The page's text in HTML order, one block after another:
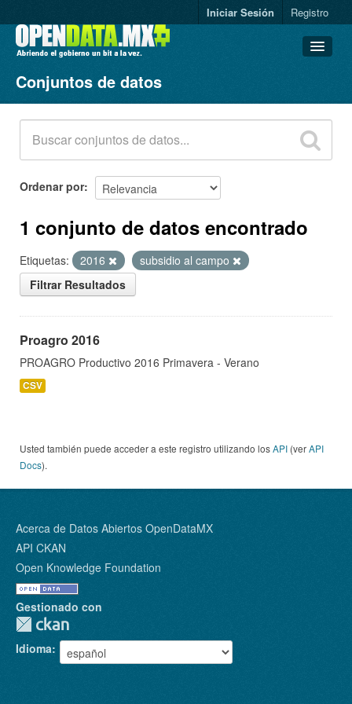
Iniciar Sesión Registro
Conjuntos de datos
Organizaciones
Grupos
Acerca de
Conjuntos de datos
Ordenar por
1 conjunto de datos encontrado
Etiquetas: 2016
subsidio al campo
Filtrar Resultados
Proagro 2016
PROAGRO Productivo 2016 Primavera - Verano
CSV
Usted también puede acceder a este registro utilizando losAPI (verAPI
Docs).
Acerca de Datos Abiertos OpenDataMX
API CKAN
Open Knowledge Foundation
Gestionado con
Idioma